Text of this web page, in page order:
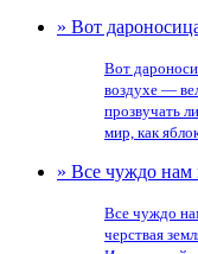
» Вот
Вот
воздухе —
прозвучать
мир, как
» Все чуждо нам
Все чуждо
черствая